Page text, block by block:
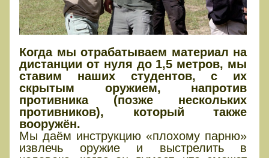
Когда мы отрабатываем материал на
дистанции от нуля до 1,5 метров, мы
ставим наших студентов, с их
скрытым оружием, напротив
противника (позже нескольких
противников), который также
вооружён.
Мы даём инструкцию «плохому парню»
извлечь оружие и выстрелить в